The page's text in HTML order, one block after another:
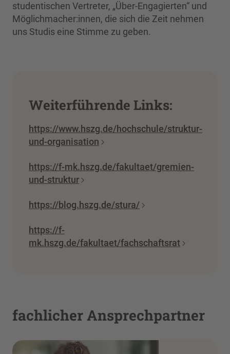
studentischen Vertreter, „Über-Engagierten“ und
Möglichmacher:innen, die sich die Zeit nehmen
uns Studis eine Stimme zu geben.
Weiterführende Links:
https://www.hszg.de/hochschule/struktur-
und-organisation
https://f-mk.hszg.de/fakultaet/gremien-
und-struktur
https://blog.hszg.de/stura/
https://f-
mk.hszg.de/fakultaet/fachschaftsrat
fachlicher Ansprechpartner